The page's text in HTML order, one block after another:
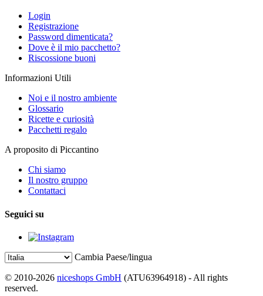
Login
Registrazione
Password dimenticata?
Dove è il mio pacchetto?
Riscossione buoni
Informazioni Utili
Noi e il nostro ambiente
Glossario
Ricette e curiosità
Pacchetti regalo
A proposito di Piccantino
Chi siamo
Il nostro gruppo
Contattaci
Seguici su
Cambia Paese/lingua
© 2010-2026 niceshops GmbH (ATU63964918) - All rights
reserved.